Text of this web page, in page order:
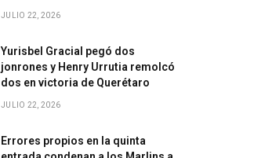
JULIO 22, 2026
Yurisbel Gracial pegó dos
jonrones y Henry Urrutia remolcó
dos en victoria de Querétaro
JULIO 22, 2026
Errores propios en la quinta